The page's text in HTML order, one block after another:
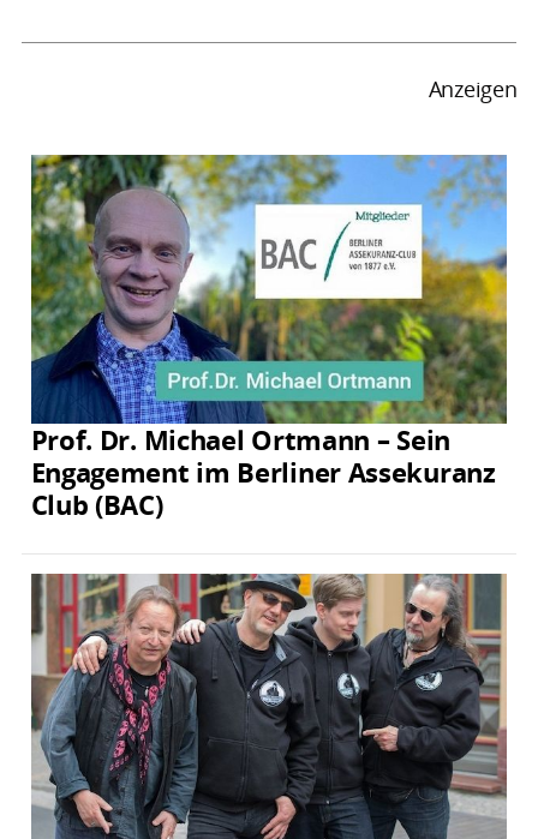
Anzeigen
Prof. Dr. Michael Ortmann – Sein
Engagement im Berliner Assekuranz
Club (BAC)